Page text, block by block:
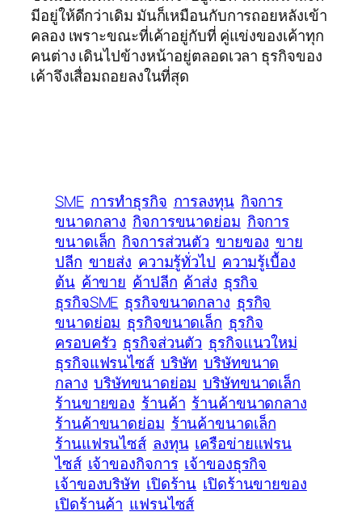
มีอยู่ให้ดีกว่าเดิม มันก็เหมือนกับการถอยหลังเข้า
คลอง เพราะขณะที่เค้าอยู่กับที่ คู่แข่งของเค้าทุก
คนต่าง เดินไปข้างหน้าอยู่ตลอดเวลา ธุรกิจของ
เค้าจึงเสื่อมถอยลงในที่สุด
SME การทำธุรกิจ การลงทุน กิจการ
ขนาดกลาง กิจการขนาดย่อม กิจการ
ขนาดเล็ก กิจการส่วนตัว ขายของ ขาย
ปลีก ขายส่ง ความรู้ทั่วไป ความรู้เบื้อง
ต้น ค้าขาย ค้าปลีก ค้าส่ง ธุรกิจ
ธุรกิจSME ธุรกิจขนาดกลาง ธุรกิจ
ขนาดย่อม ธุรกิจขนาดเล็ก ธุรกิจ
ครอบครัว ธุรกิจส่วนตัว ธุรกิจแนวใหม่
ธุรกิจแฟรนไซส์ บริษัท บริษัทขนาด
กลาง บริษัทขนาดย่อม บริษัทขนาดเล็ก
ร้านขายของ ร้านค้า ร้านค้าขนาดกลาง
ร้านค้าขนาดย่อม ร้านค้าขนาดเล็ก
ร้านแฟรนไซส์ ลงทุน เครือข่ายแฟรน
ไซส์ เจ้าของกิจการ เจ้าของธุรกิจ
เจ้าของบริษัท เปิดร้าน เปิดร้านขายของ
เปิดร้านค้า แฟรนไซส์